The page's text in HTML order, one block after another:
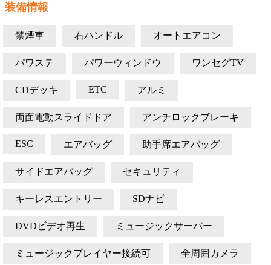
装備情報
禁煙車 右ハンドル オートエアコン
パワステ パワーウィンドウ ワンセグTV
CDデッキ ETC アルミ
両面電動スライドドア アンチロックブレーキ
ESC エアバッグ 助手席エアバッグ
サイドエアバッグ セキュリティ
キーレスエントリー SDナビ
DVDビデオ再生 ミュージックサーバー
ミュージックプレイヤー接続可 全周囲カメラ